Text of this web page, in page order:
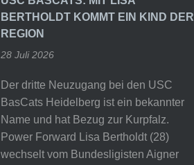
BERTHOLDT KOMMT EIN KIND DER
REGION
28 Juli 2026
Der dritte Neuzugang bei den USC
BasCats Heidelberg ist ein bekannter
Name und hat Bezug zur Kurpfalz.
Power Forward Lisa Bertholdt (28)
wechselt vom Bundesligisten Aigner